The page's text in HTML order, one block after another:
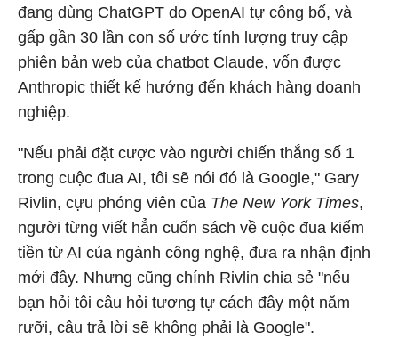
đang dùng ChatGPT do OpenAI tự công bố, và
gấp gần 30 lần con số ước tính lượng truy cập
phiên bản web của chatbot Claude, vốn được
Anthropic thiết kế hướng đến khách hàng doanh
nghiệp.
"Nếu phải đặt cược vào người chiến thắng số 1
trong cuộc đua AI, tôi sẽ nói đó là Google," Gary
Rivlin, cựu phóng viên của The New York Times,
người từng viết hẳn cuốn sách về cuộc đua kiếm
tiền từ AI của ngành công nghệ, đưa ra nhận định
mới đây. Nhưng cũng chính Rivlin chia sẻ "nếu
bạn hỏi tôi câu hỏi tương tự cách đây một năm
rưỡi, câu trả lời sẽ không phải là Google".